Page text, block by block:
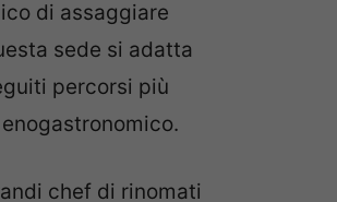
di assaggiare
sede si adatta
percorsi più
chef di rinomati